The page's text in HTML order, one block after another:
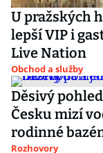
U pražských
lepší VIP i
Live Nation
Obchod a služby
Děsivý
Česku mizí
rodinné
Rozhovory